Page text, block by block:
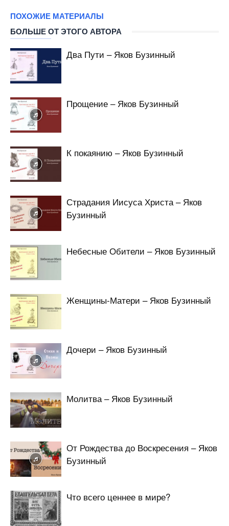
ПОХОЖИЕ МАТЕРИАЛЫ
БОЛЬШЕ ОТ ЭТОГО АВТОРА
Два Пути – Яков Бузинный
Прощение – Яков Бузинный
К покаянию – Яков Бузинный
Страдания Иисуса Христа – Яков
Бузинный
Небесные Обители – Яков Бузинный
Женщины-Матери – Яков Бузинный
Дочери – Яков Бузинный
Молитва – Яков Бузинный
От Рождества до Воскресения – Яков
Бузинный
Что всего ценнее в мире?